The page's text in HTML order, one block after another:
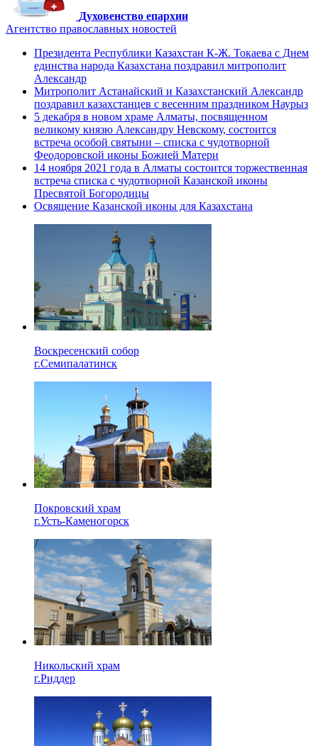
Духовенство епархии
Агентство православных новостей
Президента Республики Казахстан К-Ж. Токаева с Днем
единства народа Казахстана поздравил митрополит
Александр
Митрополит Астанайский и Казахстанский Александр
поздравил казахстанцев с весенним праздником Наурыз
5 декабря в новом храме Алматы, посвященном
великому князю Александру Невскому, состоится
встреча особой святыни – списка с чудотворной
Феодоровской иконы Божией Матери
14 ноября 2021 года в Алматы состоится торжественная
встреча списка с чудотворной Казанской иконы
Пресвятой Богородицы
Освящение Казанской иконы для Казахстана
Воскресенский собор
г.Семипалатинск
Покровский храм
г.Усть-Каменогорск
Никольский храм
г.Риддер